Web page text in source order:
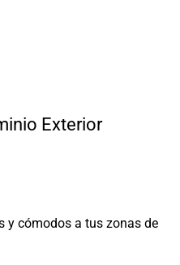
Exterior
y cómodos a tus zonas de